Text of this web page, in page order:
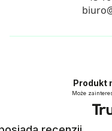
Produkt
Może